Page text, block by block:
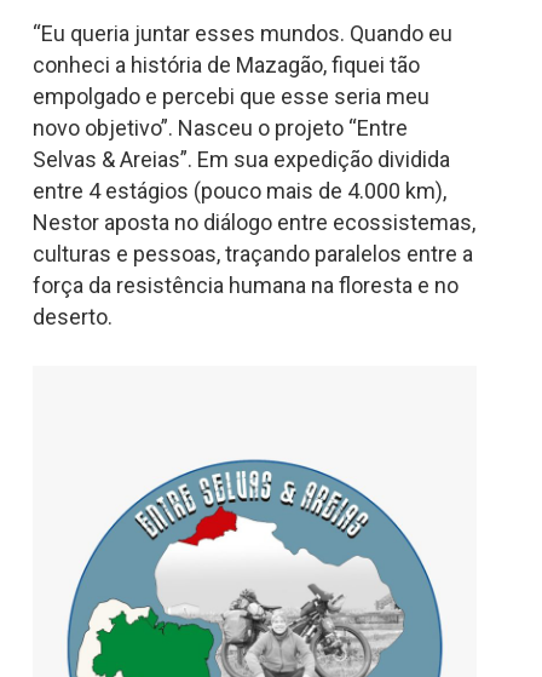
“Eu queria juntar esses mundos. Quando eu
conheci a história de Mazagão, fiquei tão
empolgado e percebi que esse seria meu
novo objetivo”. Nasceu o projeto “Entre
Selvas & Areias”. Em sua expedição dividida
entre 4 estágios (pouco mais de 4.000 km),
Nestor aposta no diálogo entre ecossistemas,
culturas e pessoas, traçando paralelos entre a
força da resistência humana na floresta e no
deserto.